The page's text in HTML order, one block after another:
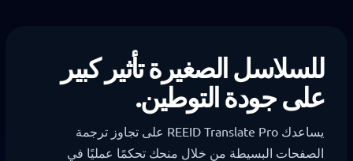
للسلاسل الصغيرة تأثير كبير
على جودة التوطين.
يساعدك REEID Translate Pro على تجاوز ترجمة
الصفحات البسيطة من خلال منحك تحكمًا عمليًا في